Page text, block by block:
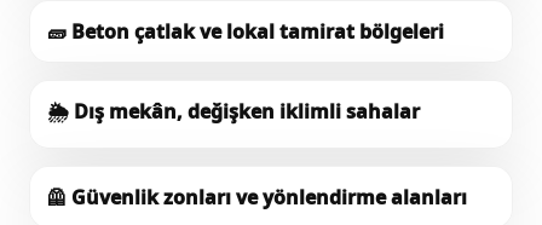
🧱 Beton çatlak ve lokal tamirat bölgeleri
🌦️ Dış mekân, değişken iklimli sahalar
🦺 Güvenlik zonları ve yönlendirme alanları